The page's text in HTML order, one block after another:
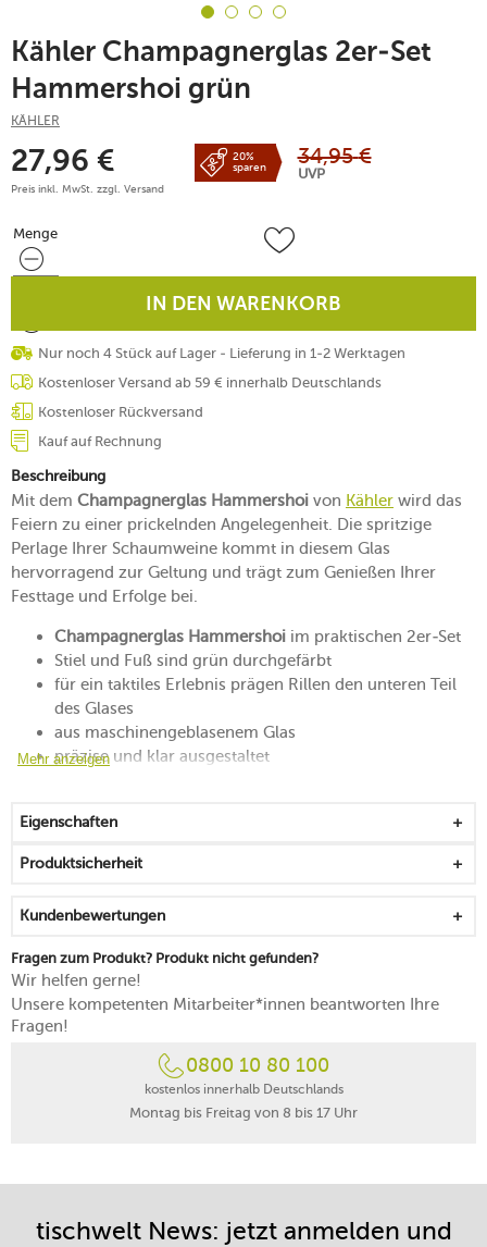
Kähler Champagnerglas 2er-Set
Hammershoi grün
KÄHLER
27,96 €
Preis inkl. MwSt. zzgl. Versand
20%
sparen
34,95 €
UVP
Menge
Menge
IN DEN WARENKORB
Nur noch 4 Stück auf Lager - Lieferung in 1-2 Werktagen
Kostenloser Versand ab 59 € innerhalb Deutschlands
Kostenloser Rückversand
Kauf auf Rechnung
Beschreibung
Mit dem Champagnerglas Hammershoi von Kähler wird das
Feiern zu einer prickelnden Angelegenheit. Die spritzige
Perlage Ihrer Schaumweine kommt in diesem Glas
hervorragend zur Geltung und trägt zum Genießen Ihrer
Festtage und Erfolge bei.
Champagnerglas Hammershoi im praktischen 2er-Set
Stiel und Fuß sind grün durchgefärbt
für ein taktiles Erlebnis prägen Rillen den unteren Teil
des Glases
aus maschinengeblasenem Glas
präzise und klar ausgestaltet
Mehr anzeigen
Eigenschaften
Produktsicherheit
Kundenbewertungen
Fragen zum Produkt? Produkt nicht gefunden?
Wir helfen gerne!
Unsere kompetenten Mitarbeiter*innen beantworten Ihre
Fragen!
0800 10 80 100
kostenlos innerhalb Deutschlands
Montag bis Freitag von 8 bis 17 Uhr
tischwelt News: jetzt anmelden und